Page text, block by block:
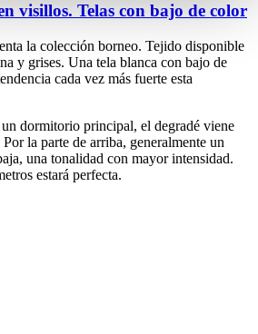
visillos. Telas con bajo de color
la colección borneo. Tejido disponible
y grises. Una tela blanca con bajo de
cada vez más fuerte esta
dormitorio principal, el degradé viene
la parte de arriba, generalmente un
una tonalidad con mayor intensidad.
estará perfecta.